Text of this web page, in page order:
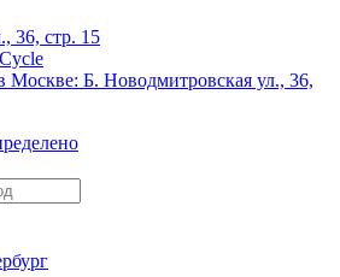
36, стр. 15
Москве: Б. Новодмитровская ул., 36,